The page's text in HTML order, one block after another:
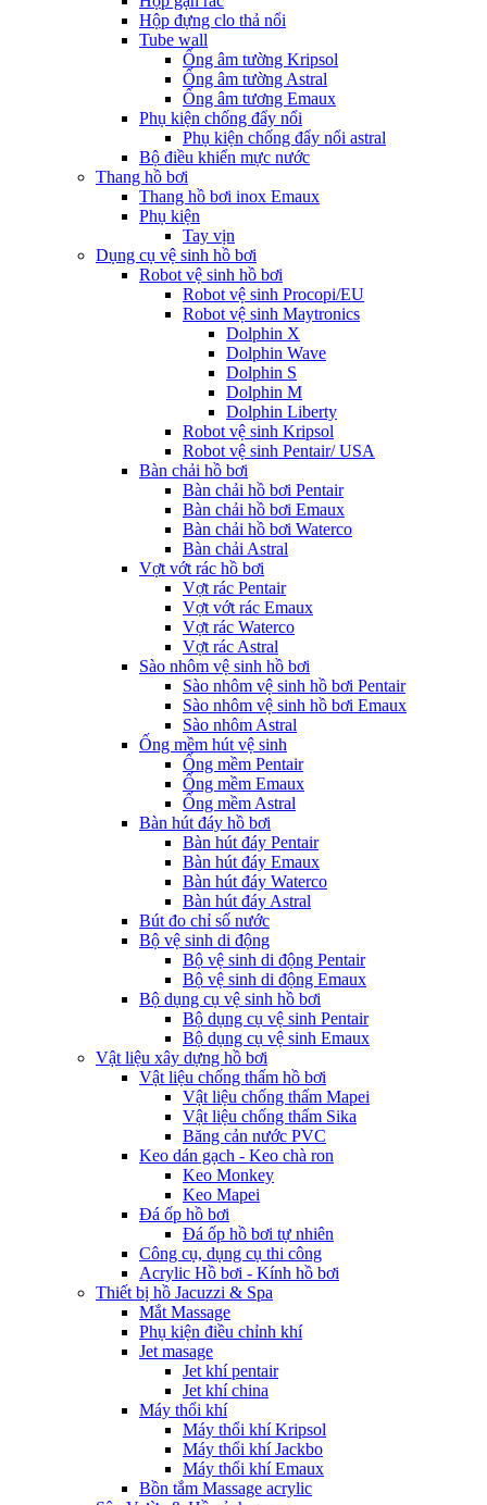
Hộp đựng clo thả nổi
Tube wall
Ống âm tường Kripsol
Ống âm tường Astral
Ống âm tương Emaux
Phụ kiện chống đẩy nổi
Phụ kiện chống đẩy nổi astral
Bộ điều khiển mực nước
Thang hồ bơi
Thang hồ bơi inox Emaux
Phụ kiện
Tay vịn
Dụng cụ vệ sinh hồ bơi
Robot vệ sinh hồ bơi
Robot vệ sinh Procopi/EU
Robot vệ sinh Maytronics
Dolphin X
Dolphin Wave
Dolphin S
Dolphin M
Dolphin Liberty
Robot vệ sinh Kripsol
Robot vệ sinh Pentair/ USA
Bàn chải hồ bơi
Bàn chải hồ bơi Pentair
Bàn chải hồ bơi Emaux
Bàn chải hồ bơi Waterco
Bàn chải Astral
Vợt vớt rác hồ bơi
Vợt rác Pentair
Vợt vớt rác Emaux
Vợt rác Waterco
Vợt rác Astral
Sào nhôm vệ sinh hồ bơi
Sào nhôm vệ sinh hồ bơi Pentair
Sào nhôm vệ sinh hồ bơi Emaux
Sào nhôm Astral
Ống mềm hút vệ sinh
Ống mềm Pentair
Ống mềm Emaux
Ống mềm Astral
Bàn hút đáy hồ bơi
Bàn hút đáy Pentair
Bàn hút đáy Emaux
Bàn hút đáy Waterco
Bàn hút đáy Astral
Bút đo chỉ số nước
Bộ vệ sinh di động
Bộ vệ sinh di động Pentair
Bộ vệ sinh di động Emaux
Bộ dụng cụ vệ sinh hồ bơi
Bộ dụng cụ vệ sinh Pentair
Bộ dụng cụ vệ sinh Emaux
Vật liệu xây dựng hồ bơi
Vật liệu chống thấm hồ bơi
Vật liệu chống thấm Mapei
Vật liệu chống thấm Sika
Băng cản nước PVC
Keo dán gạch - Keo chà ron
Keo Monkey
Keo Mapei
Đá ốp hồ bơi
Đá ốp hồ bơi tự nhiên
Công cụ, dụng cụ thi công
Acrylic Hồ bơi - Kính hồ bơi
Thiết bị hồ Jacuzzi & Spa
Mắt Massage
Phụ kiện điều chỉnh khí
Jet masage
Jet khí pentair
Jet khí china
Máy thổi khí
Máy thổi khí Kripsol
Máy thổi khí Jackbo
Máy thổi khí Emaux
Bồn tắm Massage acrylic